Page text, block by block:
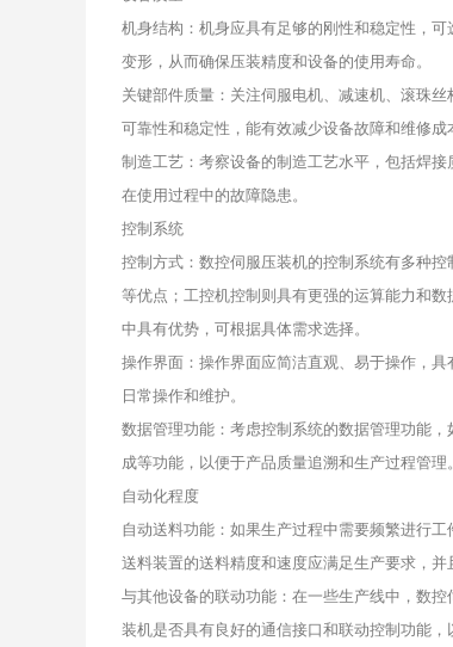
机身结构：机身应具有足够的刚性和稳定性，
变形，从而确保压装精度和设备的使用寿命。
关键部件质量：关注伺服电机、减速机、滚珠
可靠性和稳定性，能有效减少设备故障和维修成
制造工艺：考察设备的制造工艺水平，包括焊
在使用过程中的故障隐患。
控制系统
控制方式：数控伺服压装机的控制系统有多种
等优点；工控机控制则具有更强的运算能力和
中具有优势，可根据具体需求选择。
操作界面：操作界面应简洁直观、易于操作，
日常操作和维护。
数据管理功能：考虑控制系统的数据管理功能
成等功能，以便于产品质量追溯和生产过程管理。
自动化程度
自动送料功能：如果生产过程中需要频繁进行
送料装置的送料精度和速度应满足生产要求，并
与其他设备的联动功能：在一些生产线中，数
装机是否具有良好的通信接口和联动控制功能，